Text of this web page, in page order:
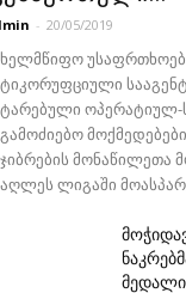
- 20/05/2019
ოპერატიულ-
მონაწილეთა
ლიგაში